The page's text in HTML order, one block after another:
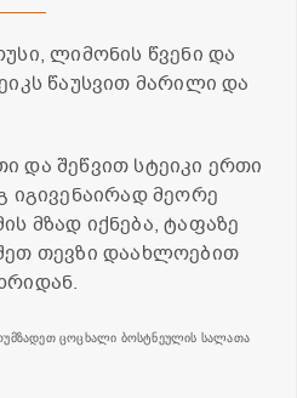
ლიმონის წვენი და
წაუსვით მარილი და
და შეწვით სტეიკი ერთი
იგივენაირად მეორე
მზად იქნება, ტაფაზე
თევზი დაახლოებით
ცოცხალი ბოსტნეულის სალათა